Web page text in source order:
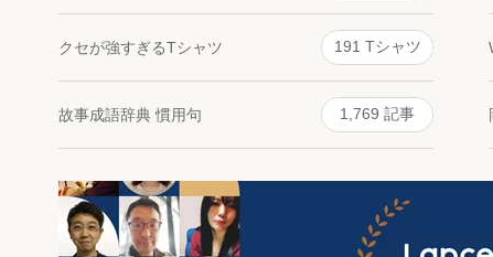
クセが強すぎるTシャツ 191 Tシャツ
故事成語辞典 慣用句 1,769 記事